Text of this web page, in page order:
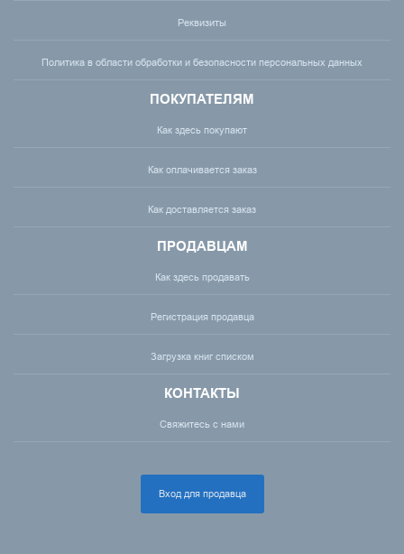
Реквизиты
Политика в области обработки и безопасности персональных данных
ПОКУПАТЕЛЯМ
Как здесь покупают
Как оплачивается заказ
Как доставляется заказ
ПРОДАВЦАМ
Как здесь продавать
Регистрация продавца
Загрузка книг списком
КОНТАКТЫ
Свяжитесь с нами
Вход для продавца